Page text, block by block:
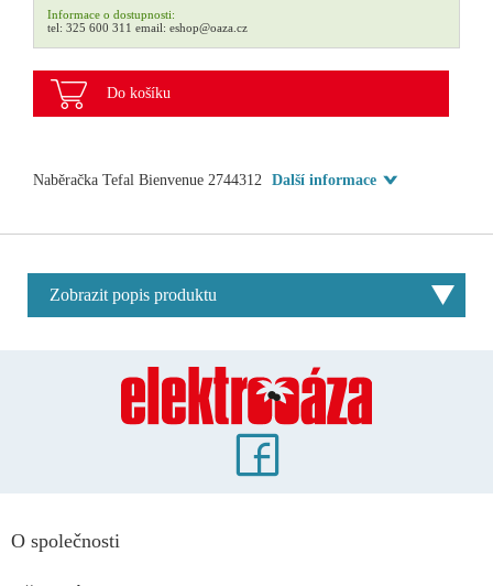
Informace o dostupnosti:
tel: 325 600 311 email: eshop@oaza.cz
Do košíku
Naběračka Tefal Bienvenue 2744312 Další informace
Zobrazit popis produktu
O společnosti